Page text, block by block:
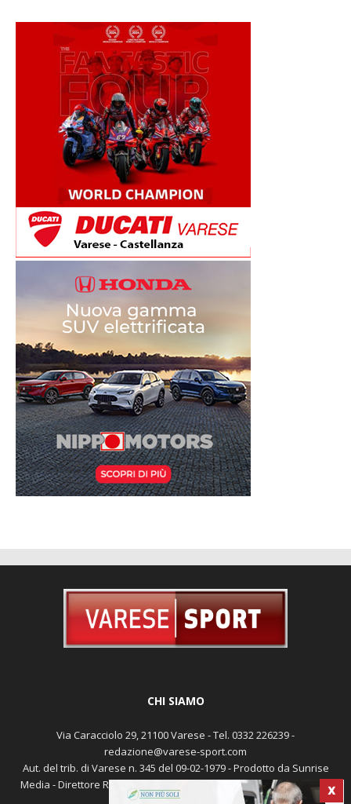
X
CHI SIAMO
Via Caracciolo 29, 21100 Varese - Tel. 0332 226239 -
redazione@varese-sport.com
Aut. del trib. di Varese n. 345 del 09-02-1979 - Prodotto da Sunrise
Media - Direttore Responsabile: Michele Marocco -Cookie policy
Pubblicità